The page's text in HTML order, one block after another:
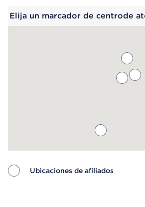
Elija un marcador de centrode
Ubicaciones de afiliados